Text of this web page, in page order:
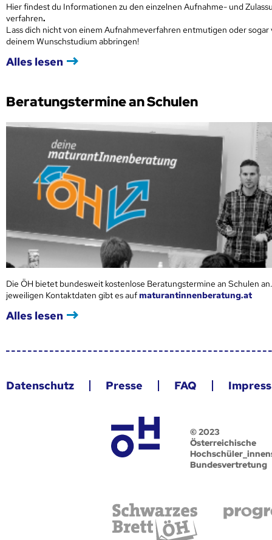
Hier findest du Informationen zu den einzelnen Aufnahme- und
verfahren.
Lass dich nicht von einem Aufnahmeverfahren entmutigen oder sogar
deinem Wunschstudium abbringen!
Alles lesen
Beratungstermine an Schulen
Die ÖH bietet bundesweit kostenlose Beratungstermine an Schulen
jeweiligen Kontaktdaten gibt es aufmaturantinnenberatung.at
Alles lesen
Datenschutz Presse FAQ
© 2023
Österreichische
Bundesvertretung